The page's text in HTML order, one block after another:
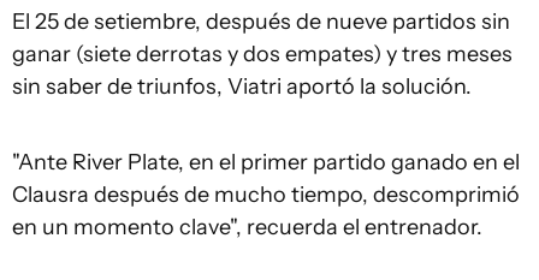
El 25 de setiembre, después de nueve partidos sin
ganar (siete derrotas y dos empates) y tres meses
sin saber de triunfos, Viatri aportó la solución.
"Ante River Plate, en el primer partido ganado en el
Clausra después de mucho tiempo, descomprimió
en un momento clave", recuerda el entrenador.